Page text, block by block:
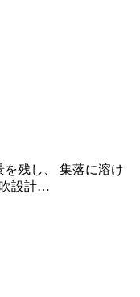
残し、 集落に溶け
設計…